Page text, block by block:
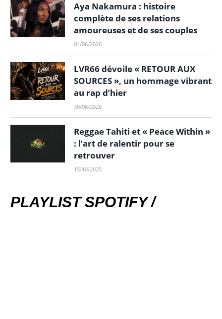
Aya Nakamura : histoire
complète de ses relations
amoureuses et de ses couples
04/06/2026
LVR66 dévoile « RETOUR AUX
SOURCES », un hommage vibrant
au rap d’hier
30/06/2026
Reggae Tahiti et « Peace Within »
: l’art de ralentir pour se
retrouver
15/10/2025
PLAYLIST SPOTIFY /